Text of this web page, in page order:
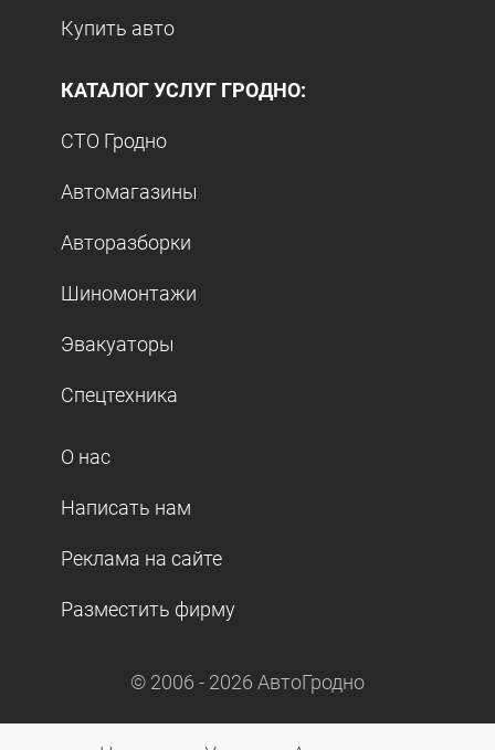
Купить авто
КАТАЛОГ УСЛУГ ГРОДНО:
СТО Гродно
Автомагазины
Авторазборки
Шиномонтажи
Эвакуаторы
Спецтехника
О нас
Написать нам
Реклама на сайте
Разместить фирму
© 2006 - 2026 АвтоГродно